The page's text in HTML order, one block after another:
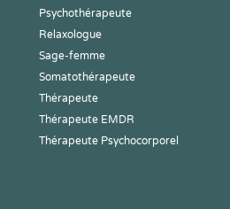
Psychothérapeute
Relaxologue
Sage-femme
Somatothérapeute
Thérapeute
Thérapeute EMDR
Thérapeute Psychocorporel